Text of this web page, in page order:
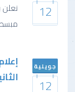
12
تعلن
جويلية
12